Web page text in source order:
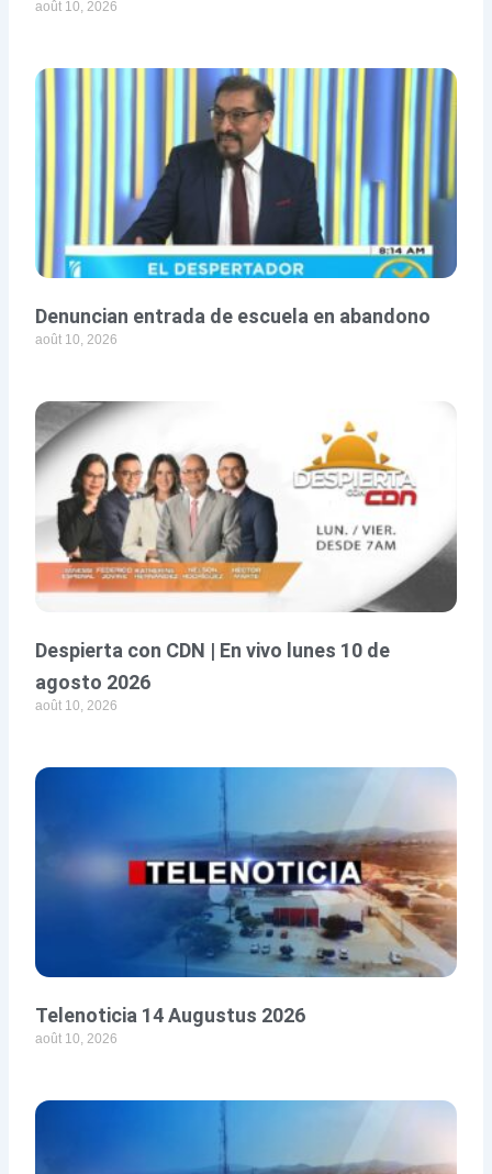
août 10, 2026
Denuncian entrada de escuela en abandono
août 10, 2026
Despierta con CDN | En vivo lunes 10 de
agosto 2026
août 10, 2026
Telenoticia 14 Augustus 2026
août 10, 2026